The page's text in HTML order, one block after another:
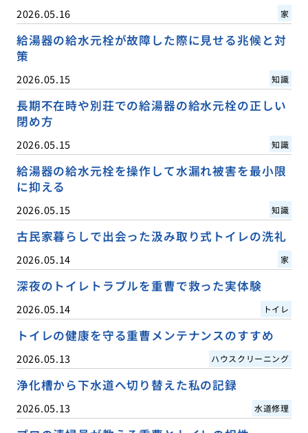
2026.05.16 家
給湯器の給水元栓が故障した際に見せる兆候と対
策
2026.05.15 知識
長期不在時や別荘での給湯器の給水元栓の正しい
閉め方
2026.05.15 知識
給湯器の給水元栓を操作して水漏れ被害を最小限
に抑える
2026.05.15 知識
古民家暮らしで出会った汲み取り式トイレの洗礼
2026.05.14 家
深夜のトイレトラブルを重曹で救った実体験
2026.05.14 トイレ
トイレの健康を守る重曹メンテナンスのすすめ
2026.05.13 ハウスクリーニング
浄化槽から下水道へ切り替えた私の記録
2026.05.13 水道修理